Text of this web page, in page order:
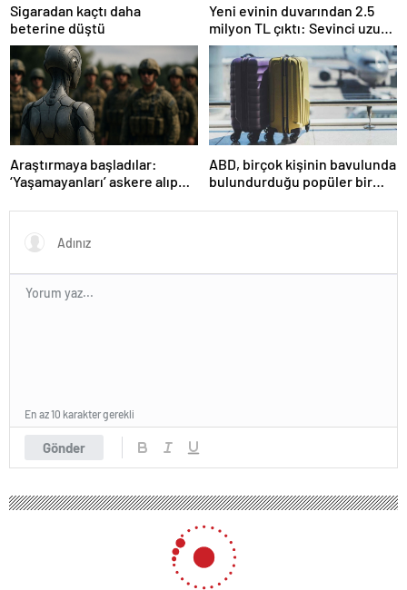
Sigaradan kaçtı daha
beterine düştü
Yeni evinin duvarından 2.5
milyon TL çıktı: Sevinci uzun
sürmedi
Araştırmaya başladılar:
‘Yaşamayanları’ askere alıp
ABD, birçok kişinin bavulunda
bulundurduğu popüler bir
Gönder
En az 10 karakter gerekli